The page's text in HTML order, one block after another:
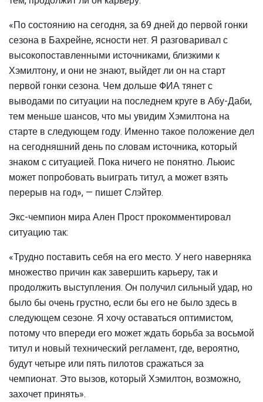
«По состоянию на сегодня, за 69 дней до первой гонки
сезона в Бахрейне, ясности нет. Я разговаривал с
высокопоставленными источниками, близкими к
Хэмилтону, и они не знают, выйдет ли он на старт
первой гонки сезона. Чем дольше ФИА тянет с
выводами по ситуации на последнем круге в Абу-Даби,
тем меньше шансов, что мы увидим Хэмилтона на
старте в следующем году. Именно такое положение дел
на сегодняшний день по словам источника, который
знаком с ситуацией. Пока ничего не понятно. Льюис
может попробовать выиграть титул, а может взять
перерыв на год», — пишет Слэйтер.
Экс-чемпион мира Ален Прост прокомментировал
ситуацию так:
«Трудно поставить себя на его место. У него наверняка
множество причин как завершить карьеру, так и
продолжить выступления. Он получил сильный удар, но
было бы очень грустно, если бы его не было здесь в
следующем сезоне. Я хочу оставаться оптимистом,
потому что впереди его может ждать борьба за восьмой
титул и новый технический регламент, где, вероятно,
будут четыре или пять пилотов сражаться за
чемпионат. Это вызов, который Хэмилтон, возможно,
захочет принять».